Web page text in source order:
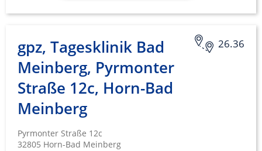
26.36
gpz, Tagesklinik Bad
Meinberg, Pyrmonter
Straße 12c, Horn-Bad
Meinberg
Pyrmonter Straße 12c
32805 Horn-Bad Meinberg